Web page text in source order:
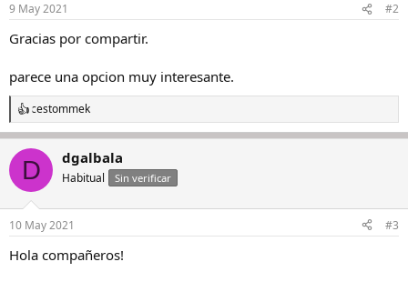
9 May 2021 #2
Gracias por compartir.
parece una opcion muy interesante.
R
e
c
i
e
:
cestommek
D dgalbala
Habitual Sin verificar
10 May 2021 #3
Hola compañeros!